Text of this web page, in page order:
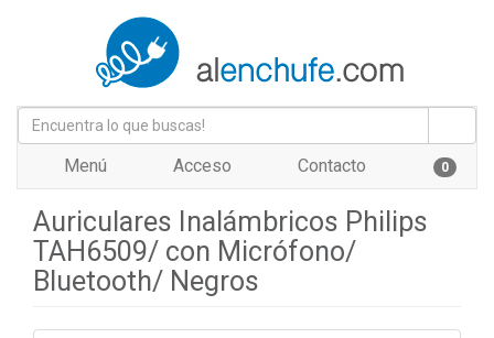
Menú Acceso Contacto 0
Auriculares Inalámbricos Philips
TAH6509/ con Micrófono/
Bluetooth/ Negros